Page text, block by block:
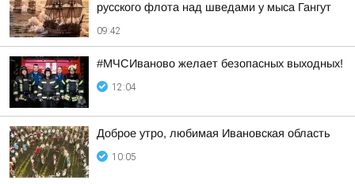
русского флота над шведами у мыса Гангут
09:42
#МЧСИваново желает безопасных выходных!
12:04
Доброе утро, любимая Ивановская область
10:05